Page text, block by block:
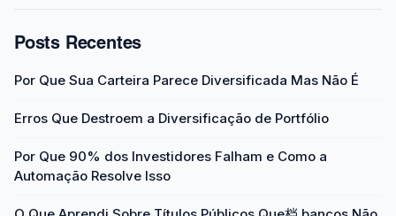
Posts Recentes
Por Que Sua Carteira Parece Diversificada Mas Não É
Erros Que Destroem a Diversificação de Portfólio
Por Que 90% dos Investidores Falham e Como a
Automação Resolve Isso